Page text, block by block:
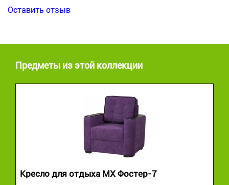
Оставить отзыв
Предметы из этой коллекции
Кресло для отдыха МХ Фостер-7